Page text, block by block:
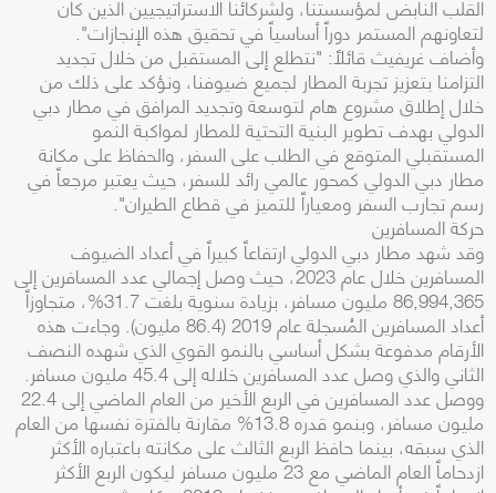
لتعاونهم المستمر دوراً أساسياً في تحقيق هذه الإنجازات".
وأضاف غريفيث قائلاً: "نتطلع إلى المستقبل من خلال تجديد
التزامنا بتعزيز تجربة المطار لجميع ضيوفنا، ونؤكد على ذلك من
خلال إطلاق مشروع هام لتوسعة وتجديد المرافق في مطار دبي
الدولي بهدف تطوير البنية التحتية للمطار لمواكبة النمو
المستقبلي المتوقع في الطلب على السفر، والحفاظ على مكانة
مطار دبي الدولي كمحور عالمي رائد للسفر، حيث يعتبر مرجعاً في
رسم تجارب السفر ومعياراً للتميز في قطاع الطيران".
حركة المسافرين
وقد شهد مطار دبي الدولي ارتفاعاً كبيراً في أعداد الضيوف
المسافرين خلال عام 2023، حيث وصل إجمالي عدد المسافرين إلى
86,994,365 مليون مسافر، بزيادة سنوية بلغت 31.7%، متجاوزاً
أعداد المسافرين المُسجلة عام 2019 (86.4 مليون). وجاءت هذه
الأرقام مدفوعة بشكل أساسي بالنمو القوي الذي شهده النصف
الثاني والذي وصل عدد المسافرين خلاله إلى 45.4 مليون مسافر.
ووصل عدد المسافرين في الربع الأخير من العام الماضي إلى 22.4
مليون مسافر، وبنمو قدره 13.8% مقارنة بالفترة نفسها من العام
الذي سبقه، بينما حافظ الربع الثالث على مكانته باعتباره الأكثر
ازدحاماً العام الماضي مع 23 مليون مسافر ليكون الربع الأكثر